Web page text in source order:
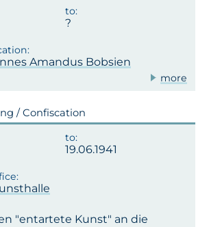
Amandus Bobsien
more
/ Confiscation
19.06.1941
"entartete Kunst" an die